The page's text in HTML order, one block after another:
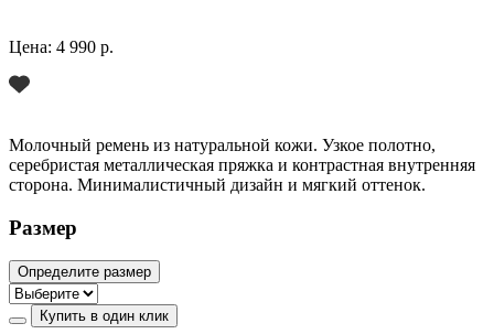
Цена: 4 990 р.
Молочный ремень из натуральной кожи. Узкое полотно,
серебристая металлическая пряжка и контрастная внутренняя
сторона. Минималистичный дизайн и мягкий оттенок.
Размер
Определите размер
Купить в один клик